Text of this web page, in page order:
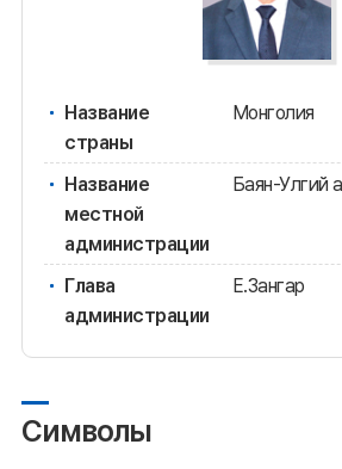
Название
страны
Монголия
Название
местной
администрации
Баян-Улгий
Глава
администрации
Е.Зангар
Символы